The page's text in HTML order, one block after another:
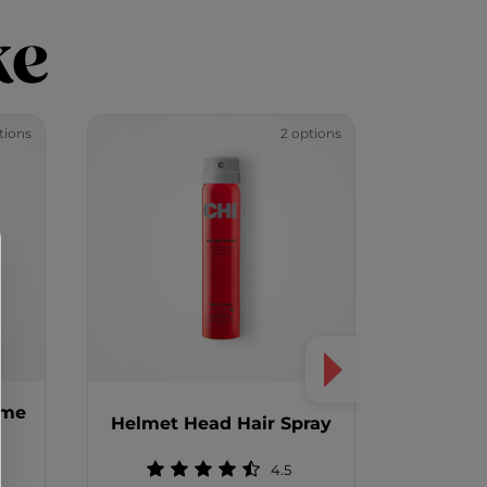
2 options
Helmet Head Hair Spray
4.5